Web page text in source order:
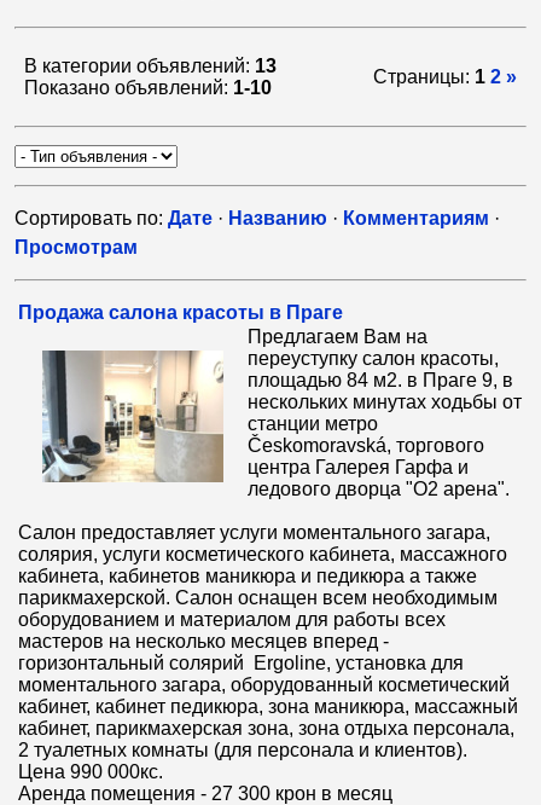
В категории объявлений: 13
Показано объявлений: 1-10
Страницы: 1 2 »
Сортировать по: Дате · Названию · Комментариям ·
Просмотрам
Продажа салона красоты в Праге
Предлагаем Вам на
переуступку салон красоты,
площадью 84 м2. в Праге 9, в
нескольких минутах ходьбы от
станции метро
Českomoravská, торгового
центра Галерея Гарфа и
ледового дворца "О2 арена".
Салон предоставляет услуги моментального загара,
солярия, услуги косметического кабинета, массажного
кабинета, кабинетов маникюра и педикюра а также
парикмахерской. Салон оснащен всем необходимым
оборудованием и материалом для работы всех
мастеров на несколько месяцев вперед -
горизонтальный солярий Ergoline, установка для
моментального загара, оборудованный косметический
кабинет, кабинет педикюра, зона маникюра, массажный
кабинет, парикмахерская зона, зона отдыха персонала,
2 туалетных комнаты (для персонала и клиентов).
Цена 990 000кс.
Аренда помещения - 27 300 крон в месяц